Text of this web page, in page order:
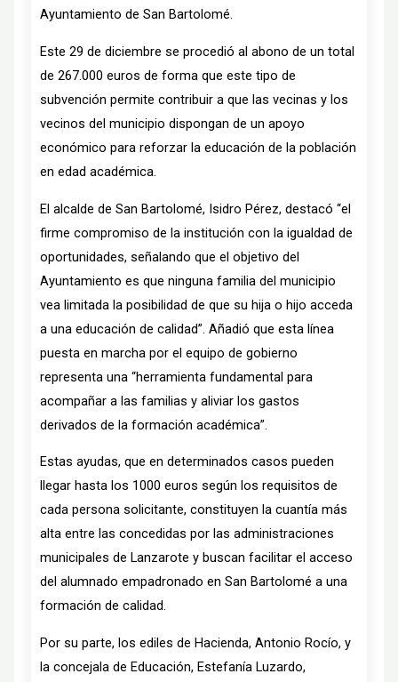
Ayuntamiento de San Bartolomé.
Este 29 de diciembre se procedió al abono de un total
de 267.000 euros de forma que este tipo de
subvención permite contribuir a que las vecinas y los
vecinos del municipio dispongan de un apoyo
económico para reforzar la educación de la población
en edad académica.
El alcalde de San Bartolomé, Isidro Pérez, destacó “el
firme compromiso de la institución con la igualdad de
oportunidades, señalando que el objetivo del
Ayuntamiento es que ninguna familia del municipio
vea limitada la posibilidad de que su hija o hijo acceda
a una educación de calidad”. Añadió que esta línea
puesta en marcha por el equipo de gobierno
representa una “herramienta fundamental para
acompañar a las familias y aliviar los gastos
derivados de la formación académica”.
Estas ayudas, que en determinados casos pueden
llegar hasta los 1000 euros según los requisitos de
cada persona solicitante, constituyen la cuantía más
alta entre las concedidas por las administraciones
municipales de Lanzarote y buscan facilitar el acceso
del alumnado empadronado en San Bartolomé a una
formación de calidad.
Por su parte, los ediles de Hacienda, Antonio Rocío, y
la concejala de Educación, Estefanía Luzardo,